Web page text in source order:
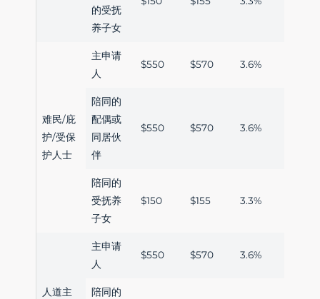
的受抚
养子女
难民/庇
护/受保
护人士
主申请
人
$550 $570 3.6%
陪同的
配偶或
同居伙
伴
$550 $570 3.6%
陪同的
受抚养
子女
$150 $155 3.3%
人道主
主申请
人
$550 $570 3.6%
陪同的